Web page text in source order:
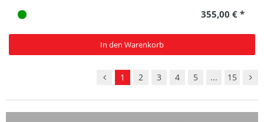
355,00 € *
In den Warenkorb
1 2 3 4 5 ... 15